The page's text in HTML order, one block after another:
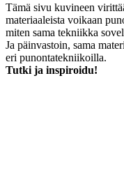
Tämä sivu kuvineen
materiaaleista voikaan
miten sama tekniikka
Ja päinvastoin, sama
eri punontatekniikoilla.
Tutki ja inspiroidu!